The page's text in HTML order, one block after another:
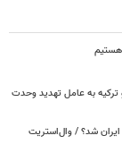
هستیم
ترکیه به عامل تهدید وحدت
شد؟ / وال‌استریت